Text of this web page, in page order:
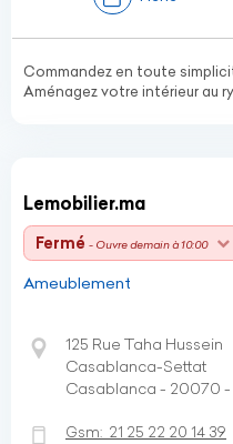
Commandez en toute
Aménagez votre intérieur au
Lemobilier.ma
Fermé - Ouvre demain à 10:00
Ameublement
125 Rue Taha Hussein
Casablanca-Settat
Casablanca - 20070
Gsm: 21 25 22 20 14 39